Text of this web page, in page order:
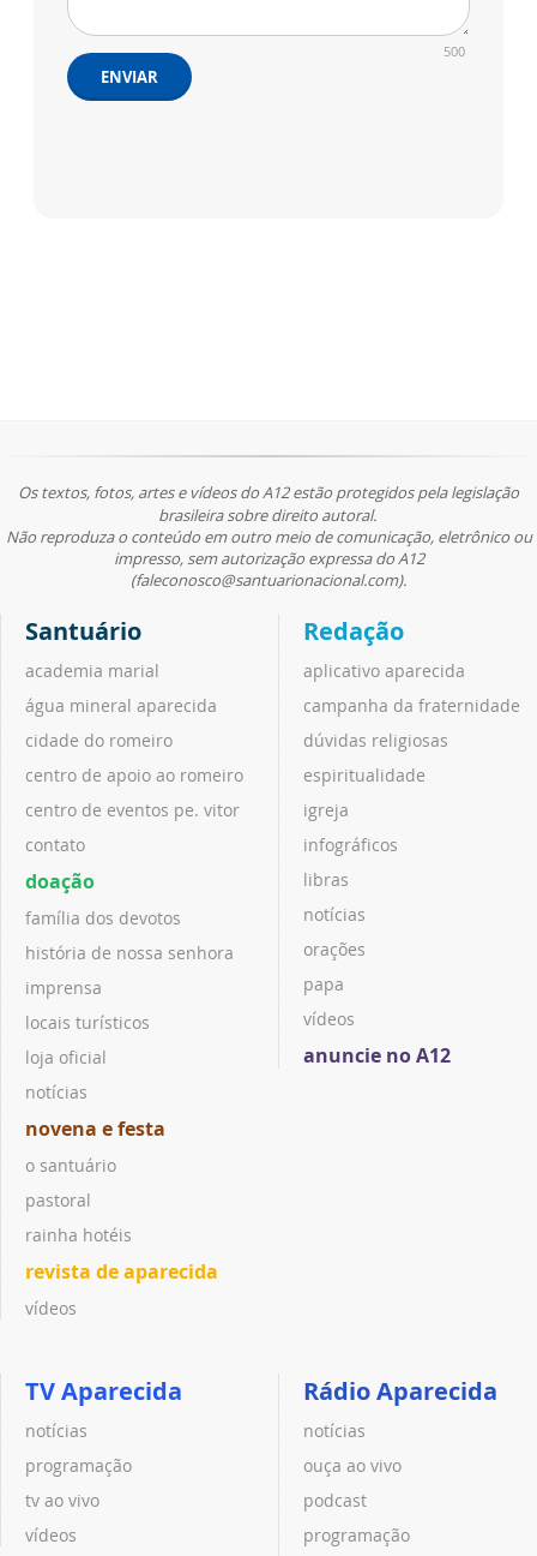
500
ENVIAR
Os textos, fotos, artes e vídeos do A12 estão protegidos pela legislação
brasileira sobre direito autoral.
Não reproduza o conteúdo em outro meio de comunicação, eletrônico ou
impresso, sem autorização expressa do A12
(faleconosco@santuarionacional.com).
Santuário
academia marial
água mineral aparecida
cidade do romeiro
centro de apoio ao romeiro
centro de eventos pe. vitor
contato
doação
família dos devotos
história de nossa senhora
imprensa
locais turísticos
loja oficial
notícias
novena e festa
o santuário
pastoral
rainha hotéis
revista de aparecida
vídeos
Redação
aplicativo aparecida
campanha da fraternidade
dúvidas religiosas
espiritualidade
igreja
infográficos
libras
notícias
orações
papa
vídeos
anuncie no A12
TV Aparecida
notícias
programação
tv ao vivo
vídeos
Rádio Aparecida
notícias
ouça ao vivo
podcast
programação